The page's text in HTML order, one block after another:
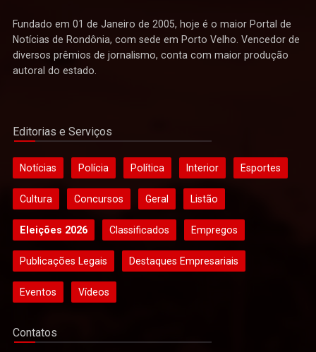
Fundado em 01 de Janeiro de 2005, hoje é o maior Portal de
Notícias de Rondônia, com sede em Porto Velho. Vencedor de
diversos prêmios de jornalismo, conta com maior produção
autoral do estado.
Editorias e Serviços
Notícias Polícia Política Interior Esportes
Cultura Concursos Geral Listão
Eleições 2026 Classificados Empregos
Publicações Legais Destaques Empresariais
Eventos Vídeos
Contatos